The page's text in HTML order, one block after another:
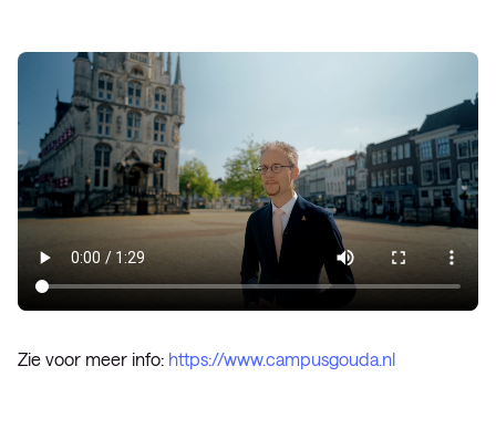
Zie voor meer info: https://www.campusgouda.nl